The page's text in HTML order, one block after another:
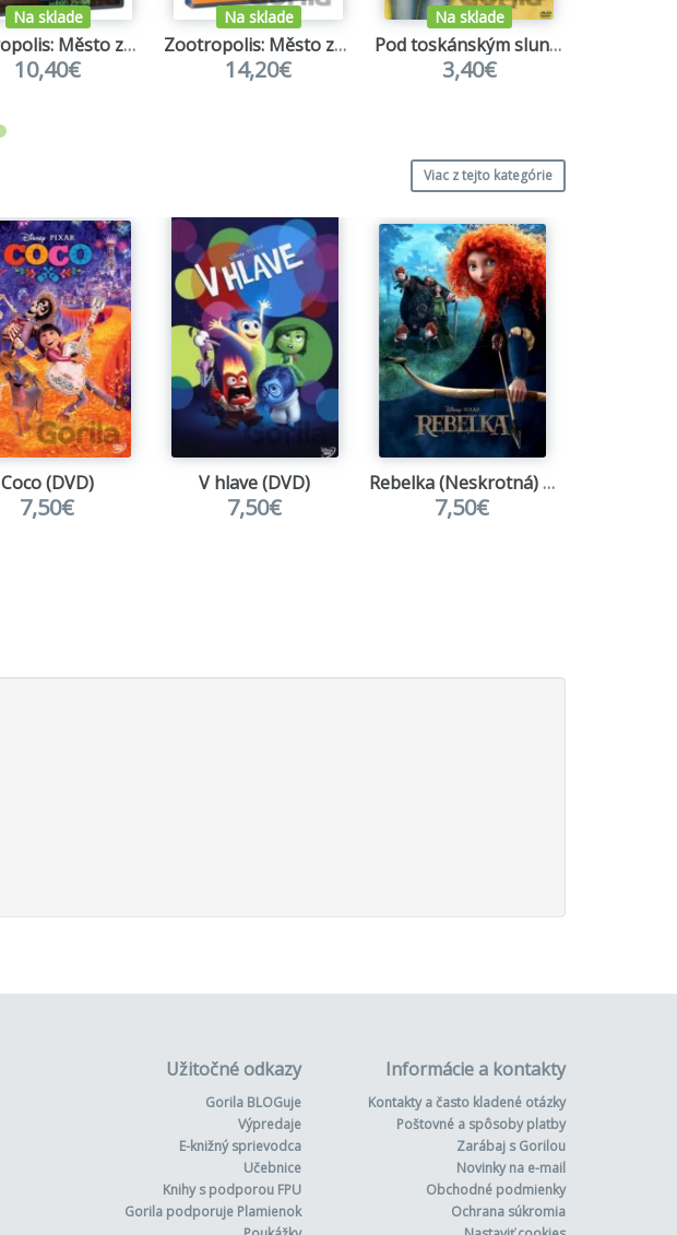
Na sklade
Zootropolis: Město zvířat 2
10,40€
Na sklade
Zootropolis: Město zvířat kolekce 1.+2. kolekce 2DVD
14,20€
Na sklade
Pod toskánským sluncem
3,40€
Viac z tejto kategórie
Coco (DVD)
7,50€
V hlave (DVD)
7,50€
Rebelka (Neskrotná) (SK/CZ dabing)
7,50€
Užitočné odkazy
Gorila BLOGuje
Výpredaje
E-knižný sprievodca
Učebnice
Knihy s podporou FPU
Gorila podporuje Plamienok
Informácie a kontakty
Kontakty a často kladené otázky
Poštovné a spôsoby platby
Zarábaj s Gorilou
Novinky na e-mail
Obchodné podmienky
Ochrana súkromia